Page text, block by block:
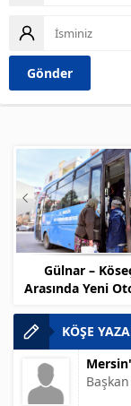
Gülnar –
Arasında Yeni
KÖŞE